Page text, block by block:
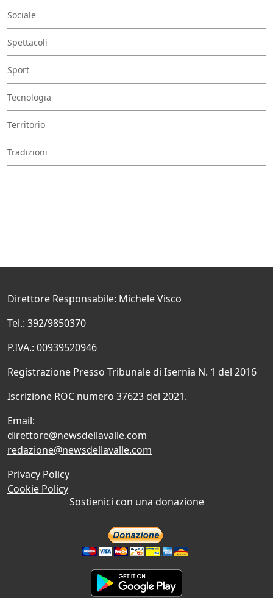
Sociale
Spettacoli
Sport
Tecnologia
Territorio
Tradizioni
Direttore Responsabile: Michele Visco
Tel.: 392/9850370
P.IVA.: 00939520946
Registrazione Presso Tribunale di Isernia N. 1 del 2016
Iscrizione ROC numero 37623 del 2021.
Email:
direttore@newsdellavalle.com
redazione@newsdellavalle.com
Privacy Policy
Cookie Policy
Sostienici con una donazione